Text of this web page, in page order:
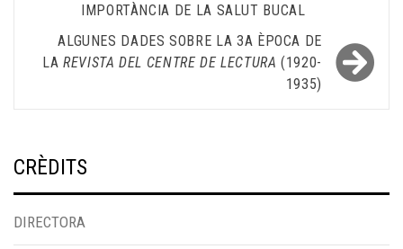
IMPORTÀNCIA DE LA SALUT BUCAL
ALGUNES DADES SOBRE LA 3A ÈPOCA DE
LA REVISTA DEL CENTRE DE LECTURA (1920-
1935)
CRÈDITS
DIRECTORA